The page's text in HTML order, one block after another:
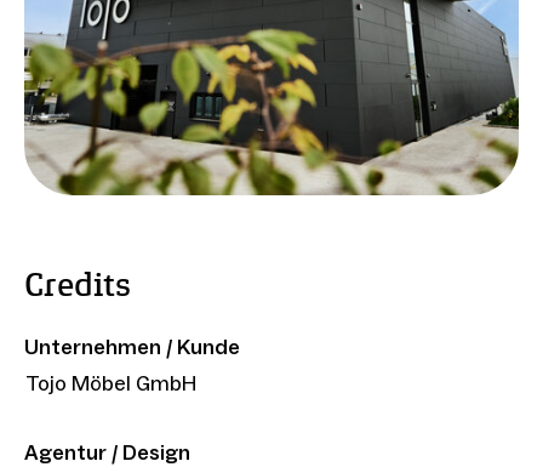
Credits
Unternehmen / Kunde
Tojo Möbel GmbH
Agentur / Design